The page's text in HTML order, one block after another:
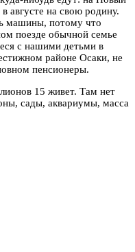
августе на свою родину.
машины, потому что
поезде обычной семье
с нашими детьми в
районе Осаки, не
пенсионеры.
15 живет. Там нет
сады, аквариумы, масса